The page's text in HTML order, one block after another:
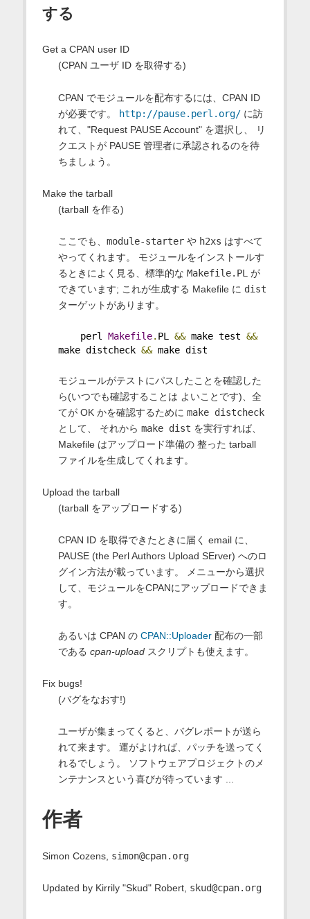
する
Get a CPAN user ID
(CPAN ユーザ ID を取得する)
CPAN でモジュールを配布するには、CPAN ID
が必要です。 http://pause.perl.org/に訪
れて、"Request PAUSE Account" を選択し、 リ
クエストが PAUSE 管理者に承認されるのを待
ちましょう。
Make the tarball
(tarball を作る)
ここでも、 module-starterや h2xs はすべて
やってくれます。 モジュールをインストールす
るときによく見る、標準的な Makefile.PL が
できています; これが生成する Makefile に dist
ターゲットがあります。
perl Makefile. PL && make test &&
make distcheck && make dist
モジュールがテストにパスしたことを確認した
ら(いつでも確認することは よいことです)、全
てが OK かを確認するために make distcheck
として、 それから make dist を実行すれば、
Makefile はアップロード準備の 整った tarball
ファイルを生成してくれます。
Upload the tarball
(tarball をアップロードする)
CPAN ID を取得できたときに届く email に、
PAUSE (the Perl Authors Upload SErver) へのロ
グイン方法が載っています。 メニューから選択
して、モジュールをCPANにアップロードできま
す。
あるいは CPAN の CPAN::Uploader配布の一部
である cpan-uploadスクリプトも使えます。
Fix bugs!
(バグをなおす!)
ユーザが集まってくると、バグレポートが送ら
れて来ます。 運がよければ、パッチを送ってく
れるでしょう。 ソフトウェアプロジェクトのメ
ンテナンスという喜びが待っています ...
作者
Simon Cozens, simon@cpan.org
Updated by Kirrily "Skud" Robert, skud@cpan.org